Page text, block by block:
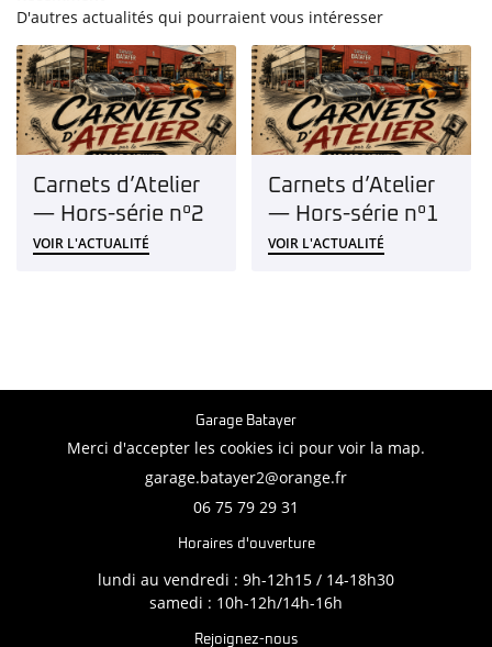
D'autres actualités qui pourraient vous intéresser
Carnets d’Atelier
— Hors-série n°2
VOIR L'ACTUALITÉ
Carnets d’Atelier
— Hors-série n°1
VOIR L'ACTUALITÉ
Garage Batayer
Merci d'accepter les cookies ici pour voir la map.
06 75 79 29 31
Horaires d'ouverture
lundi au vendredi : 9h-12h15 / 14-18h30
samedi : 10h-12h/14h-16h
Rejoignez-nous